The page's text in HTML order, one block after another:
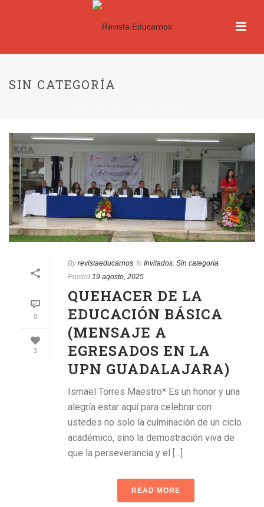
SIN CATEGORÍA
0
3
By revistaeducarnos In Invitados Sin categoría
Posted 19 agosto, 2025
QUEHACER DE LA
EDUCACIÓN BÁSICA
(MENSAJE A
EGRESADOS EN LA
UPN GUADALAJARA)
Ismael Torres Maestro* Es un honor y una
alegría estar aquí para celebrar con
ustedes no solo la culminación de un ciclo
académico, sino la demostración viva de
que la perseverancia y el [...]
READ MORE